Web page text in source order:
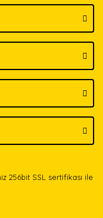
256bit SSL sertifikası ile